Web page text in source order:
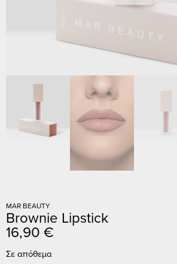
MAR BEAUTY
Brownie Lipstick
16,90 €
Σε απόθεμα